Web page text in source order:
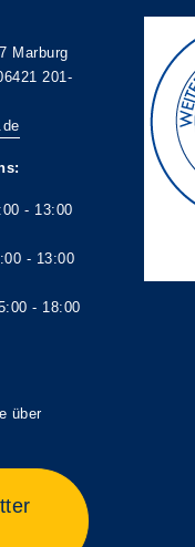
Marburg
201-
- 13:00
13:00
über